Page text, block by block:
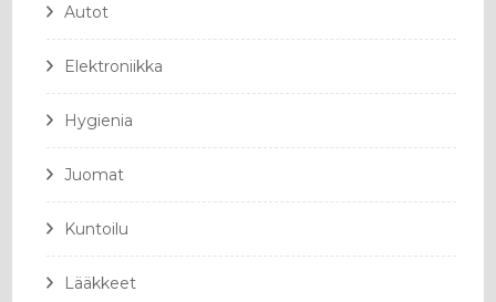
Autot
Elektroniikka
Hygienia
Juomat
Kuntoilu
Lääkkeet